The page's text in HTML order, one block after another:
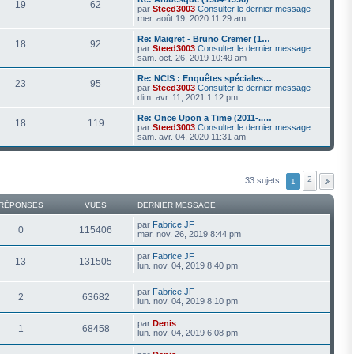
19 62
par Steed3003 Consulter le dernier message
mer. août 19, 2020 11:29 am
18 92
Re: Maigret - Bruno Cremer (1…
par Steed3003 Consulter le dernier message
sam. oct. 26, 2019 10:49 am
23 95
Re: NCIS : Enquêtes spéciales…
par Steed3003 Consulter le dernier message
dim. avr. 11, 2021 1:12 pm
18 119
Re: Once Upon a Time (2011-..…
par Steed3003 Consulter le dernier message
sam. avr. 04, 2020 11:31 am
33 sujets 1 2
VUES DERNIER MESSAGE
0 115406 par Fabrice JF
mar. nov. 26, 2019 8:44 pm
13 131505 par Fabrice JF
lun. nov. 04, 2019 8:40 pm
2 63682 par Fabrice JF
lun. nov. 04, 2019 8:10 pm
1 68458 par Denis
lun. nov. 04, 2019 6:08 pm